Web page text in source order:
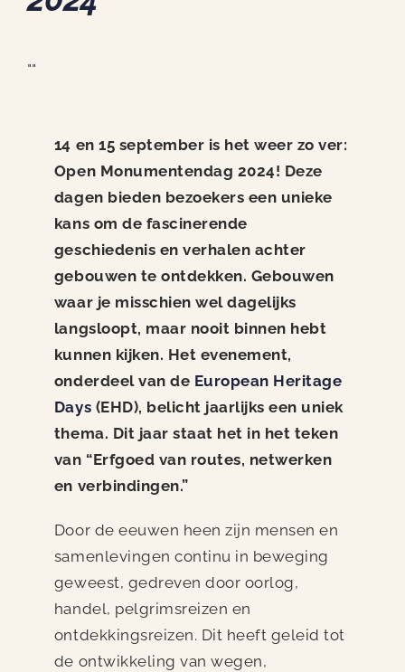
Nieuws
Contact
""
14 en 15 september is het weer zo ver:
Open Monumentendag 2024! Deze
dagen bieden bezoekers een unieke
kans om de fascinerende
geschiedenis en verhalen achter
gebouwen te ontdekken. Gebouwen
waar je misschien wel dagelijks
langsloopt, maar nooit binnen hebt
kunnen kijken. Het evenement,
onderdeel van de European Heritage
Days (EHD), belicht jaarlijks een uniek
thema. Dit jaar staat het in het teken
van “Erfgoed van routes, netwerken
en verbindingen.”
Door de eeuwen heen zijn mensen en
samenlevingen continu in beweging
geweest, gedreven door oorlog,
handel, pelgrimsreizen en
ontdekkingsreizen. Dit heeft geleid tot
de ontwikkeling van wegen,